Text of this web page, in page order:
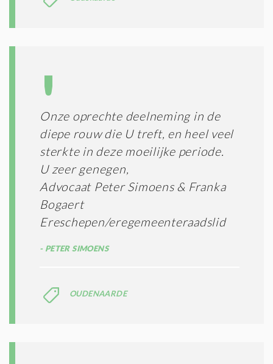
Onze oprechte deelneming in de
diepe rouw die U treft, en heel veel
sterkte in deze moeilijke periode.
U zeer genegen,
Advocaat Peter Simoens & Franka
Bogaert
Ereschepen/eregemeenteraadslid
PETER SIMOENS
OUDENAARDE